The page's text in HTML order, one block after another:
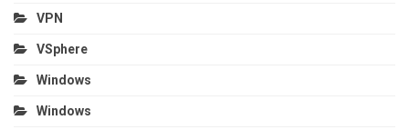
VPN
VSphere
Windows
Windows